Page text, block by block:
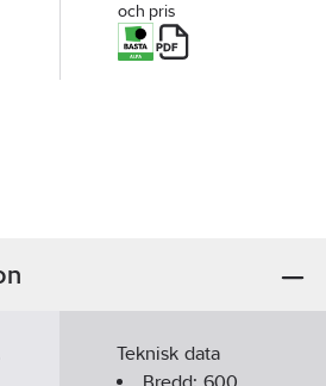
och pris
Teknisk data